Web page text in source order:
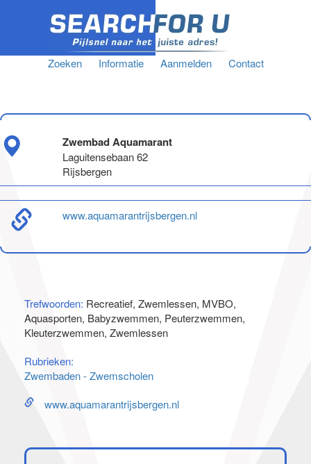
Zoeken Informatie Aanmelden Contact
Zwembad Aquamarant
Laguitensebaan 62
Rijsbergen
www.aquamarantrijsbergen.nl
Trefwoorden: Recreatief, Zwemlessen, MVBO,
Aquasporten, Babyzwemmen, Peuterzwemmen,
Kleuterzwemmen, Zwemlessen
Rubrieken:
Zwembaden - Zwemscholen
www.aquamarantrijsbergen.nl